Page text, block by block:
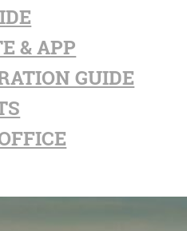
& APP
GUIDE